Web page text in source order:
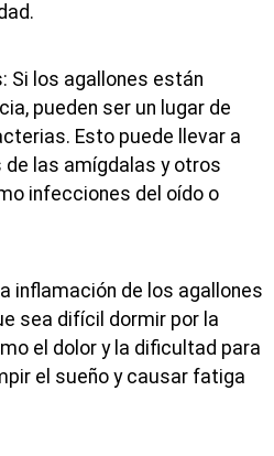
Si los agallones están
pueden ser un lugar de
Esto puede llevar a
las amígdalas y otros
infecciones del oído o
inflamación de los agallones
sea difícil dormir por la
el dolor y la dificultad para
el sueño y causar fatiga